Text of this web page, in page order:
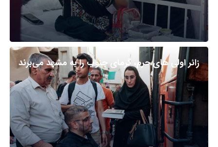
زائر اولی های حرم، گرمای جنوب را به مشهد می‌برند